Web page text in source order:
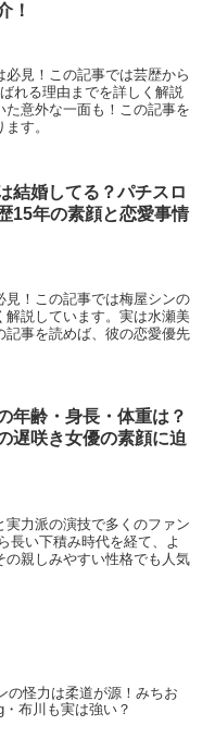
！
見！この記事では芸歴から
れる理由までを詳しく解説
た意外な一面も！この記事を
す。
結婚してる？パチスロ
15年の素顔と恋愛事情
！この記事では梅屋シンの
説しています。実は水瀬美
事を読めば、彼の恋愛優先
年齢・身長・体重は？
遅咲き女優の素顔に迫
力派の演技で多くのファン
長い下積み時代を経て、よ
の親しみやすい性格でも人気
の怪力は柔道が源！みちお
布川も実は強い？